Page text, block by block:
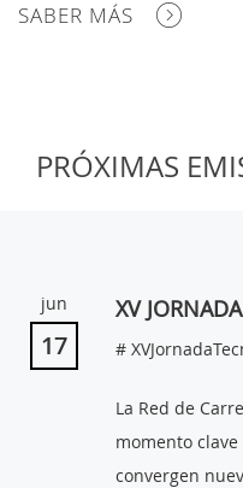
EXPERIENCE
CUENTA
CLUB
AUTORES
SABER MÁS
PRÓXIMAS
jun
17
XV
#
La Red de
momento
convergen